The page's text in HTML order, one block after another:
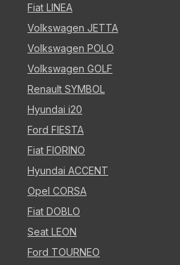
Fiat LINEA
Volkswagen JETTA
Volkswagen POLO
Volkswagen GOLF
Renault SYMBOL
Hyundai i20
Ford FIESTA
Fiat FIORINO
Hyundai ACCENT
Opel CORSA
Fiat DOBLO
Seat LEON
Ford TOURNEO